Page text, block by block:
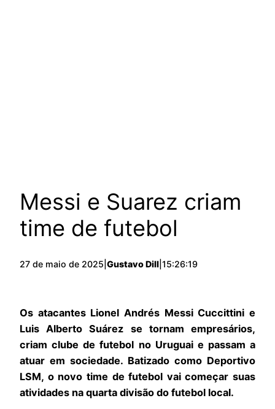
Messi e Suarez criam
time de futebol
27 de maio de 2025 Gustavo Dill 15:26:19
Os atacantes Lionel Andrés Messi Cuccittini e
Luis Alberto Suárez se tornam empresários,
criam clube de futebol no Uruguai e passam a
atuar em sociedade. Batizado como Deportivo
LSM, o novo time de futebol vai começar suas
atividades na quarta divisão do futebol local.